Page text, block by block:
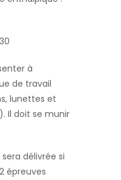
à
de travail
lunettes et
Il doit se munir
délivrée si
épreuves